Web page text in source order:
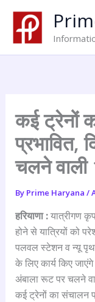
content
कई ट्रेनों
प्रभावित,
चलने वाली
By Prime Haryana /
हरियाणा :यात्रीगण
होने से यात्रियों को
पलवल स्टेशन व न्यू
के लिए कार्य किए
अंबाला रूट पर चलने
कई ट्रेनों का संचालन